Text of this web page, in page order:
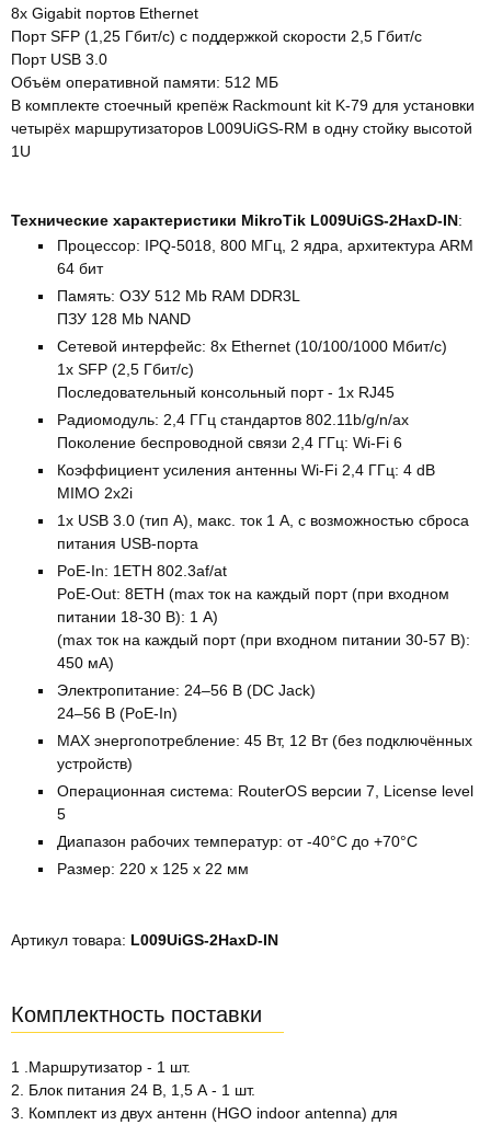
8x Gigabit портов Ethernet
Порт SFP (1,25 Гбит/с) с поддержкой скорости 2,5 Гбит/с
Порт USB 3.0
Объём оперативной памяти: 512 МБ
В комплекте стоечный крепёж Rackmount kit K-79 для установки
четырёх маршрутизаторов L009UiGS-RM в одну стойку высотой
1U
Технические характеристики MikroTik L009UiGS-2HaxD-IN:
Процессор: IPQ-5018, 800 MГц, 2 ядра, архитектура ARM
64 бит
Память: ОЗУ 512 Mb RAM DDR3L
ПЗУ 128 Mb NAND
Сетевой интерфейс: 8x Ethernet (10/100/1000 Мбит/с)
1x SFP (2,5 Гбит/с)
Последовательный консольный порт - 1х RJ45
Радиомодуль: 2,4 ГГц стандартов 802.11b/g/n/ax
Поколение беспроводной связи 2,4 ГГц: Wi-Fi 6
Коэффициент усиления антенны Wi-Fi 2,4 ГГц: 4 dB
MIMO 2х2i
1х USB 3.0 (тип A), макс. ток 1 A, с возможностью сброса
питания USB-порта
PoE-In: 1ETH 802.3af/at
PoE-Out: 8ETH (max ток на каждый порт (при входном
питании 18-30 В): 1 А)
(max ток на каждый порт (при входном питании 30-57 В):
450 мА)
Электропитание: 24–56 В (DC Jack)
24–56 В (PoE-In)
MAX энергопотребление: 45 Вт, 12 Вт (без подключённых
устройств)
Операционная система: RouterOS версии 7, License level
5
Диапазон рабочих температур: от -40°C до +70°C
Размер: 220 x 125 х 22 мм
Артикул товара: L009UiGS-2HaxD-IN
Комплектность поставки
1 .Маршрутизатор - 1 шт.
2. Блок питания 24 В, 1,5 А - 1 шт.
3. Комплект из двух антенн (HGO indoor antenna) для